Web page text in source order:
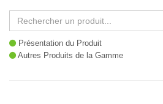
Présentation du Produit
Autres Produits de la Gamme